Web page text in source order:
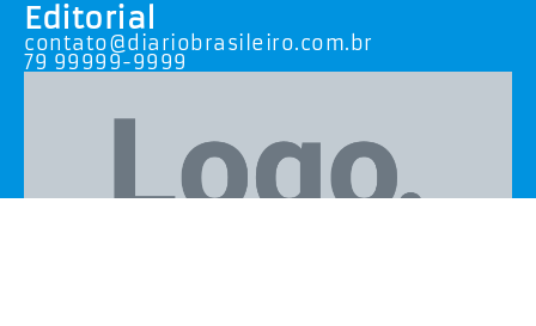
Editorial
contato@diariobrasileiro.com.br
79 99999-9999